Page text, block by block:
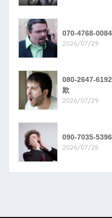
070-4768-
2026/07/29
080-2647-
欺
2026/07/29
090-7035-
2026/07/28